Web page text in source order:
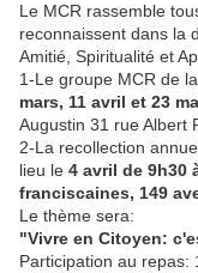
Le MCR rassemble
reconnaissent dans la
Amitié, Spiritualité et
1-Le groupe MCR de
mars, 11 avril et 23
Augustin 31 rue Albert
2-La recollection
lieu le 4 avril de 9h30
franciscaines, 149
Le thème sera:
"Vivre en Citoyen:
Participation au repas: